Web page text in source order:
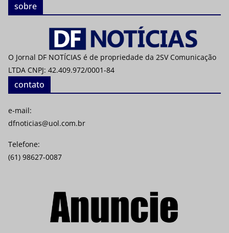
sobre
O Jornal DF NOTÍCIAS é de propriedade da 2SV Comunicação
LTDA CNPJ: 42.409.972/0001-84
contato
e-mail:
dfnoticias@uol.com.br
Telefone:
(61) 98627-0087